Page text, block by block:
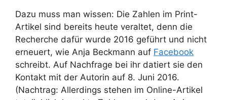
Dazu muss man wissen: Die Zahlen im Print-
Artikel sind bereits heute veraltet, denn die
Recherche dafür wurde 2016 geführt und nicht
erneuert, wie Anja Beckmann auf Facebook
schreibt. Auf Nachfrage bei ihr datiert sie den
Kontakt mit der Autorin auf 8. Juni 2016.
(Nachtrag: Allerdings stehen im Online-Artikel